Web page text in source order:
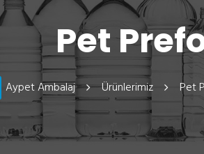
Pet
Aypet Ambalaj Ürünlerimiz Pet